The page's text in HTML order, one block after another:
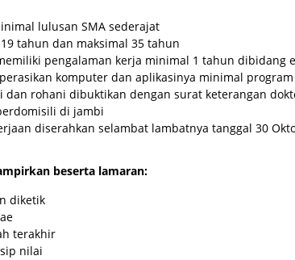
lulusan SMA sederajat
tahun dan maksimal 35 tahun
pengalaman kerja minimal 1 tahun dibidang
komputer dan aplikasinya minimal program
dan rohani dibuktikan dengan surat keterangan
di jambi
diserahkan selambat lambatnya tanggal 30
beserta lamaran:
diketik
terakhir
nilai